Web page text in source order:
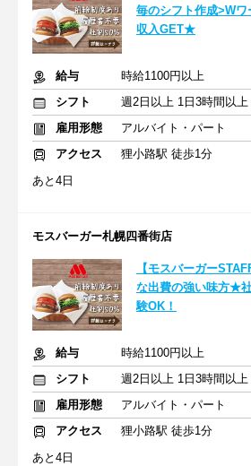
毎のシフト作成>W
収入GET★
給与
時給1100円以上
シフト
雇用形態
アルバイト・パート
アクセス
狸小路駅 徒歩1分
あと4日
モスバーガー札幌四番街店
【モスバーガー
な出費の強い味方★
験OK！
給与
時給1100円以上
シフト
雇用形態
アルバイト・パート
アクセス
狸小路駅 徒歩1分
あと4日